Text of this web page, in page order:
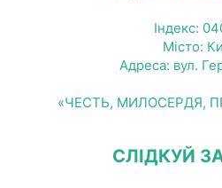
Індекс:
Місто:
Адреса: вул.
«ЧЕСТЬ, МИЛОСЕРДЯ,
СЛІДКУЙ